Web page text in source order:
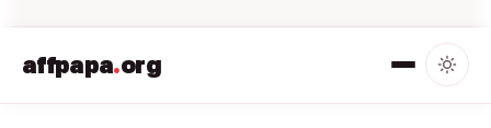
affpapa.org